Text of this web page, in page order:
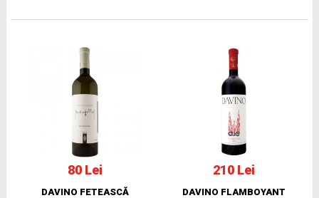
80 Lei
DAVINO FETEASCĂ
210 Lei
DAVINO FLAMBOYANT